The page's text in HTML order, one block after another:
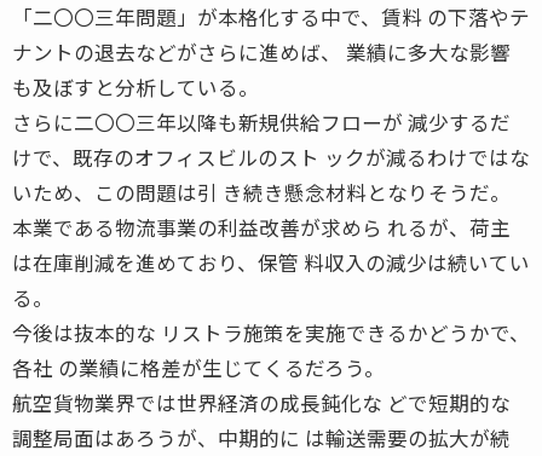
「二〇〇三年問題」が本格化する中で、賃料 の下落やテ
ナントの退去などがさらに進めば、 業績に多大な影響
も及ぼすと分析している。
さらに二〇〇三年以降も新規供給フローが 減少するだ
けで、既存のオフィスビルのスト ックが減るわけではな
いため、この問題は引 き続き懸念材料となりそうだ。
本業である物流事業の利益改善が求めら れるが、荷主
は在庫削減を進めており、保管 料収入の減少は続いてい
る。
今後は抜本的な リストラ施策を実施できるかどうかで、
各社 の業績に格差が生じてくるだろう。
航空貨物業界では世界経済の成長鈍化な どで短期的な
調整局面はあろうが、中期的に は輸送需要の拡大が続